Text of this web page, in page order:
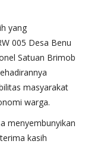
yang
005 Desa Benu
Satuan Brimob
masyarakat
warga.
menyembunyikan
kasih